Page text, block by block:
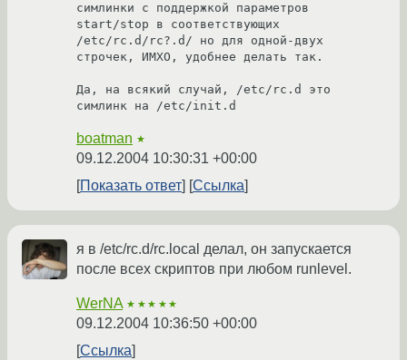
симлинки с поддержкой параметров
start/stop в соответствующих
/etc/rc.d/rc?.d/ но для одной-двух
строчек, ИМХО, удобнее делать так.
Да, на всякий случай, /etc/rc.d это
boatman ★
09.12.2004 10:30:31 +00:00
Показать ответ
Ссылка
я в /etc/rc.d/rc.local делал, он запускается
после всех скриптов при любом runlevel.
WerNA ★★★★★
09.12.2004 10:36:50 +00:00
Ссылка